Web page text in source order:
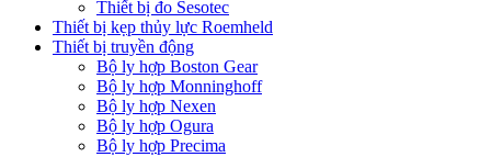
Thiết bị đo Sesotec
Thiết bị kẹp thủy lực Roemheld
Thiết bị truyền động
Bộ ly hợp Boston Gear
Bộ ly hợp Monninghoff
Bộ ly hợp Nexen
Bộ ly hợp Ogura
Bộ ly hợp Precima